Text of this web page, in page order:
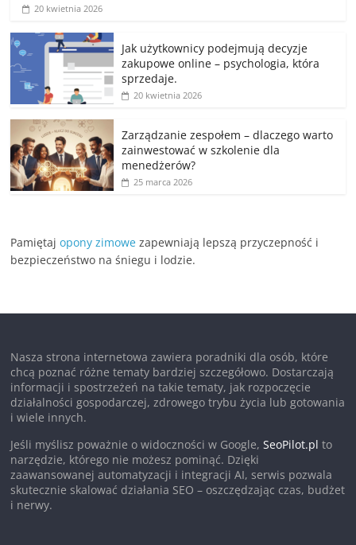
20 kwietnia 2026
Jak użytkownicy podejmują decyzje
zakupowe online – psychologia, która
sprzedaje.
20 kwietnia 2026
Zarządzanie zespołem – dlaczego warto
zainwestować w szkolenie dla
menedżerów?
25 marca 2026
Pamiętajopony zimowe zapewniają lepszą przyczepność i
bezpieczeństwo na śniegu i lodzie.
Nasza strona internetowa zawiera poradniki dla osób, które
chcą poznać różne tematy bardziej szczegółowo. Dostarczają
informacji i spostrzeżeń na takie tematy, jak rozpoczęcie
działalności gospodarczej, zdrowego trybu życia lub gotowania
i wiele innych.
Jeśli myślisz poważnie o widoczności w Google,SeoPilot.pl to
narzędzie, którego nie możesz pominąć. Dzięki
zaawansowanej automatyzacji i integracji AI, serwis pozwala
skutecznie skalować działania SEO – oszczędzając czas, budżet
i nerwy.